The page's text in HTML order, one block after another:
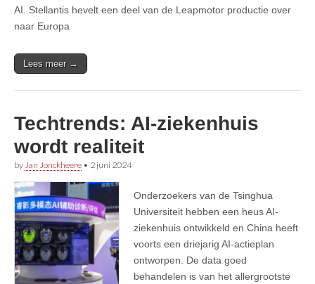
AI. Stellantis hevelt een deel van de Leapmotor productie over
naar Europa
Lees meer →
Techtrends: AI-ziekenhuis
wordt realiteit
by Jan Jonckheere • 2 juni 2024
Onderzoekers van de Tsinghua
Universiteit hebben een heus AI-
ziekenhuis ontwikkeld en China heeft
voorts een driejarig AI-actieplan
ontworpen. De data goed
behandelen is van het allergrootste